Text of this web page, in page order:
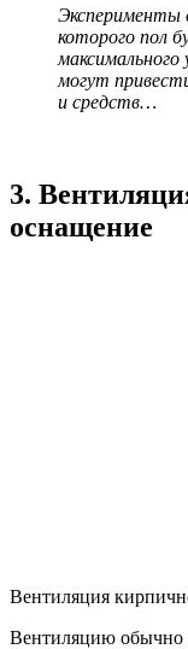
Эксперименты
которого пол
могут
и средств…
3.
оснащение
Вентиляция
Вентиляцию обычно